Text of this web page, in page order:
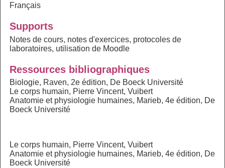
Français
Supports
Notes de cours, notes d'exercices, protocoles de
laboratoires, utilisation de Moodle
Ressources bibliographiques
Biologie, Raven, 2e édition, De Boeck Université
Le corps humain, Pierre Vincent, Vuibert
Anatomie et physiologie humaines, Marieb, 4e édition, De
Boeck Université
Le corps humain, Pierre Vincent, Vuibert
Anatomie et physiologie humaines, Marieb, 4e édition, De
Boeck Université